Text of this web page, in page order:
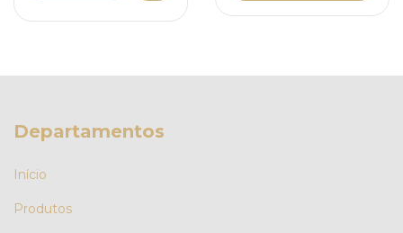
Departamentos
Início
Produtos